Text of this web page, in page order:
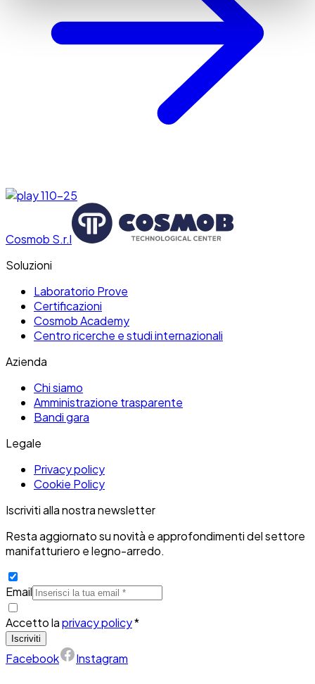
Cosmob S.r.l
Soluzioni
Laboratorio Prove
Certificazioni
Cosmob Academy
Centro ricerche e studi internazionali
Azienda
Chi siamo
Amministrazione trasparente
Bandi gara
Legale
Privacy policy
Cookie Policy
Iscriviti alla nostra newsletter
Resta aggiornato su novità e approfondimenti del settore
manifatturiero e legno-arredo.
Email
Accetto laprivacy policy*
Iscriviti
Facebook Instagram